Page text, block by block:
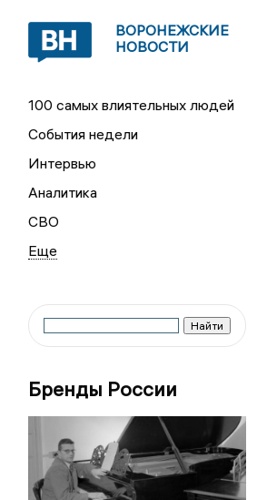
ВОРОНЕЖСКИЕ
НОВОСТИ
100 самых влиятельных людей
События недели
Интервью
Аналитика
СВО
Бренды России